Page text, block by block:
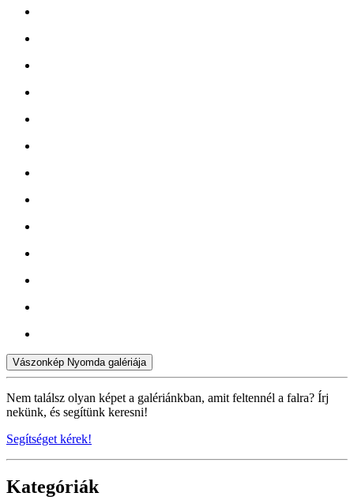
Vászonkép Nyomda galériája
Nem találsz olyan képet a galériánkban, amit feltennél a falra? Írj
nekünk, és segítünk keresni!
Segítséget kérek!
Kategóriák